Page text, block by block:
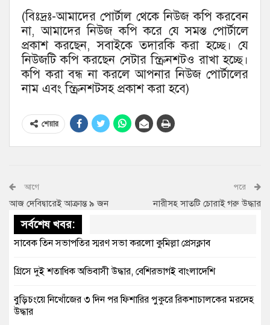
(বিঃদ্রঃ-আমাদের পোর্টাল থেকে নিউজ কপি করবেন
না, আমাদের নিউজ কপি করে যে সমস্ত পোর্টালে
প্রকাশ করছেন, সবাইকে তদারকি করা হচ্ছে। যে
নিউজটি কপি করছেন সেটার স্ক্রিনশটও রাখা হচ্ছে।
কপি করা বন্ধ না করলে আপনার নিউজ পোর্টালের
নাম এবং স্ক্রিনশটসহ প্রকাশ করা হবে)
শেয়ার
আগে
আজ দেবিদ্বারেই আক্রান্ত ৯ জন
পরে
নারীসহ সাতটি চোরাই গরু উদ্ধার
সর্বশেষ খবর:
সাবেক তিন সভাপতির স্মরণ সভা করলো কুমিল্লা প্রেসক্লাব
গ্রিসে দুই শতাধিক অভিবাসী উদ্ধার, বেশিরভাগই বাংলাদেশি
বুড়িচংয়ে নিখোঁজের ৩ দিন পর ফিশারির পুকুরে রিকশাচালকের মরদেহ
উদ্ধার